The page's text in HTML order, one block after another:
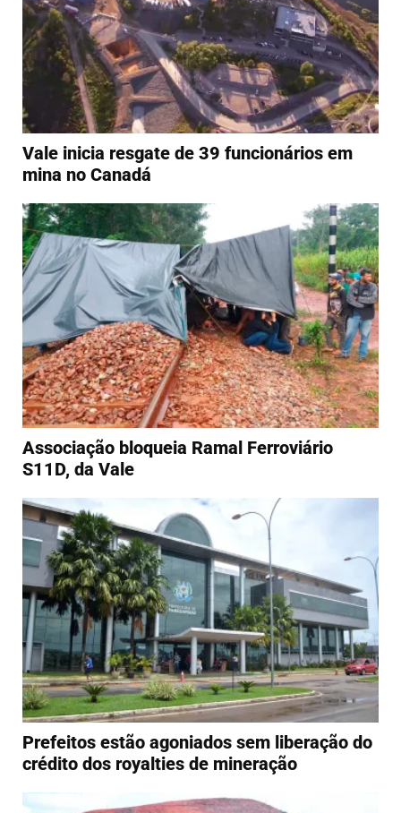
Vale inicia resgate de 39 funcionários em
mina no Canadá
Associação bloqueia Ramal Ferroviário
S11D, da Vale
Prefeitos estão agoniados sem liberação do
crédito dos royalties de mineração